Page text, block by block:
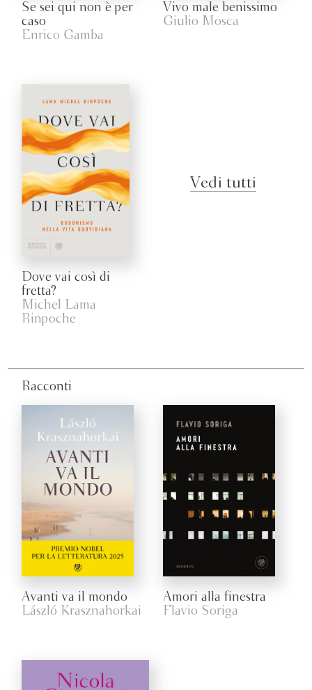
Se sei qui non è per
caso
Enrico Gamba
Vivo male benissimo
Giulio Mosca
Dove vai così di
fretta?
Michel Lama
Rinpoche
Vedi tutti
Racconti
Avanti va il mondo
László Krasznahorkai
Amori alla finestra
Flavio Soriga